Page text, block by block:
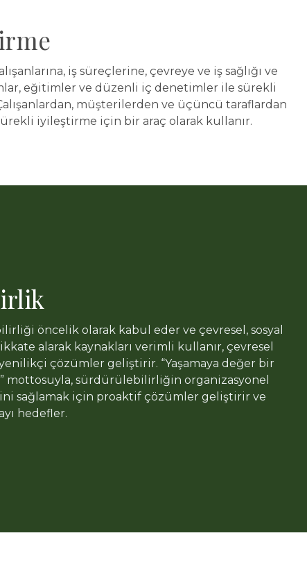
iş süreçlerine, çevreye ve iş sağlığı ve
eğitimler ve düzenli iç denetimler ile sürekli
müşterilerden ve üçüncü taraflardan
iyileştirme için bir araç olarak kullanır.
öncelik olarak kabul eder ve çevresel, sosyal
alarak kaynakları verimli kullanır, çevresel
çözümler geliştirir. “Yaşamaya değer bir
mottosuyla, sürdürülebilirliğin organizasyonel
sağlamak için proaktif çözümler geliştirir ve
hedefler.